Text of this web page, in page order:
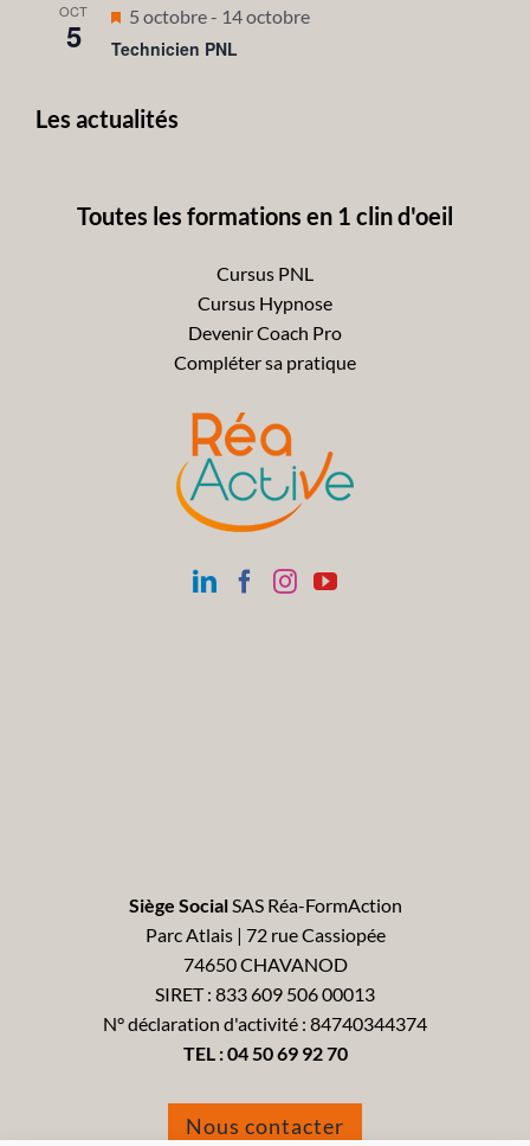
OCT
5
Mis
en
5 octobre- 14 octobre
Technicien PNL
Les actualités
Toutes les formations en 1 clin d'oeil
Cursus PNL
Cursus Hypnose
Devenir Coach Pro
Compléter sa pratique
Siège SocialSAS Réa-FormAction
Parc Atlais | 72 rue Cassiopée
74650 CHAVANOD
SIRET : 833 609 506 00013
N° déclaration d'activité : 84740344374
TEL :04 50 69 92 70
Nous contacter